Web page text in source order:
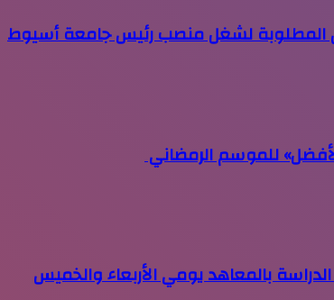
المطلوبة لشغل منصب رئيس جامعة أسيوط
للموسم الرمضاني
بالمعاهد يومي الأربعاء والخميس